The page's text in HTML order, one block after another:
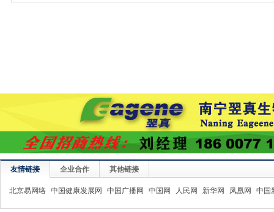
友情链接 企业合作 其他链接
北京易网络 中国健康发展网 中国广播网 中国网 人民网 新华网 凤凰网 中国